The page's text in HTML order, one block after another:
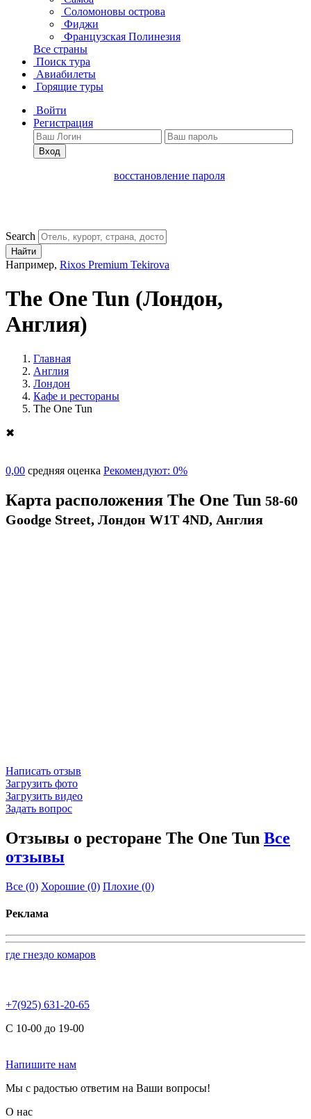
Соломоновы острова
Фиджи
Французская Полинезия
Все страны
Поиск тура
Авиабилеты
Горящие туры
Войти
Регистрация
Вход
восстановление пароля
Search
Найти
Например, Rixos Premium Tekirova
The One Tun (Лондон,
Англия)
Главная
Англия
Лондон
Кафе и рестораны
The One Tun
✖
0,00 средняя оценка Рекомендуют: 0%
Карта расположения The One Tun 58-60
Goodge Street, Лондон W1T 4ND, Англия
Написать отзыв
Загрузить фото
Загрузить видео
Задать вопрос
Отзывы о ресторане The One Tun Все
отзывы
Все (0) Хорошие (0) Плохие (0)
Реклама
где гнездо комаров
+7(925) 631-20-65
С 10-00 до 19-00
Напишите нам
Мы с радостью ответим на Ваши вопросы!
О нас